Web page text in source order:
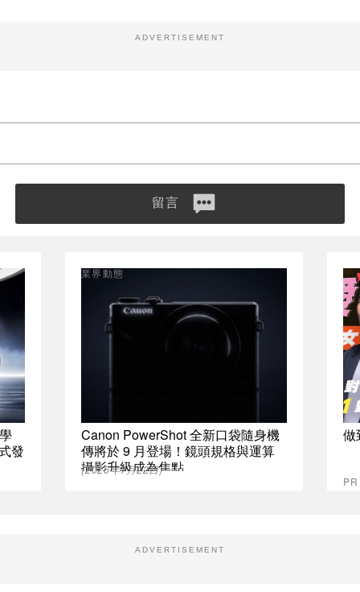
ADVERTISEMENT
留言
發
Canon PowerShot 全新口袋隨身機
傳將於 9 月登場！鏡頭規格與運算
攝影升級成為焦點
業界動態
(2026年7月22日)
做
ADVERTISEMENT